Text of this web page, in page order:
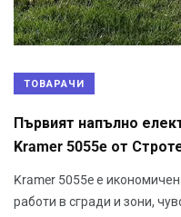
ТОВАРАЧИ
Първият напълно
Kramer 5055e от
Kramer 5055e е
работи в сгради и зони,